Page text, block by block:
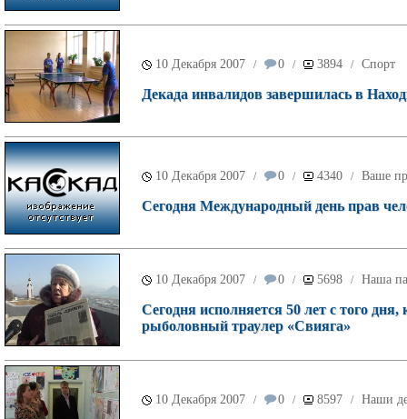
10 Декабря 2007 / 0 / 3894 / Спорт
Декада инвалидов завершилась в
10 Декабря 2007 / 0 / 4340 / Ваше
Сегодня Международный день прав
10 Декабря 2007 / 0 / 5698 / Наша
Сегодня исполняется 50 лет с того
рыболовный траулер «Свияга»
10 Декабря 2007 / 0 / 8597 / Наши